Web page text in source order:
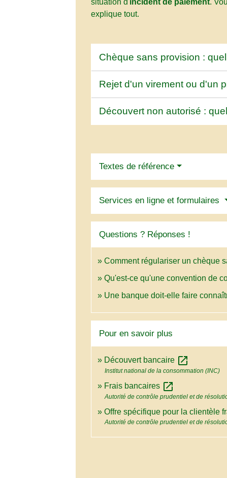
explique tout.
Chèque sans provision :
Rejet d'un virement ou d'un
Découvert non autorisé :
Textes de référence
Services en ligne et formulaires
Questions ? Réponses !
Comment régulariser un chèque
Qu'est-ce qu'une convention de
Une banque doit-elle faire
Pour en savoir plus
Découvert bancaire open_in_new
Institut national de la consommation (INC)
Frais bancaires open_in_new
Autorité de contrôle prudentiel et de
Offre spécifique pour la clientèle
Autorité de contrôle prudentiel et de